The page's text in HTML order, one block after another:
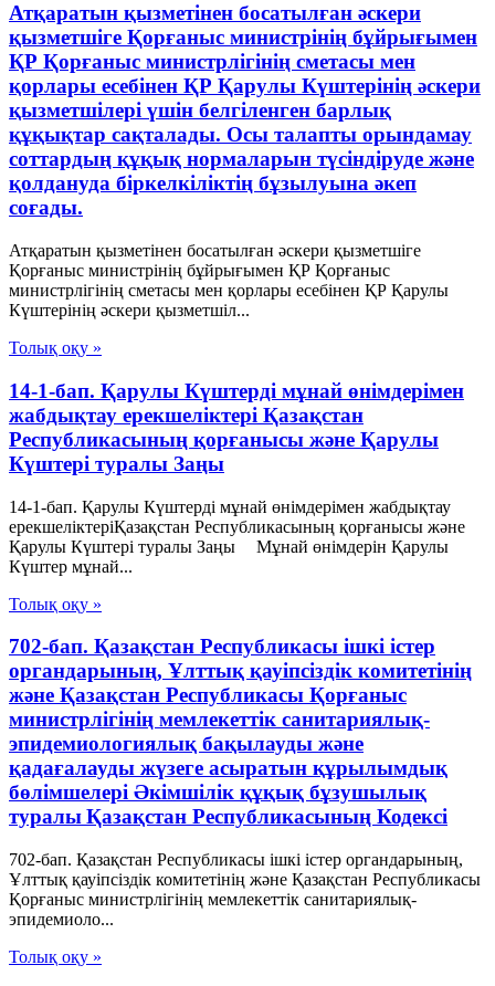
Атқаратын қызметінен босатылған әскери
қызметшіге Қорғаныс министрінің бұйрығымен
ҚР Қорғаныс министрлігінің сметасы мен
қорлары есебінен ҚР Қарулы Күштерінің әскери
қызметшілері үшін белгіленген барлық
құқықтар сақталады. Осы талапты орындамау
соттардың құқық нормаларын түсіндіруде және
қолдануда біркелкіліктің бұзылуына әкеп
соғады.
Атқаратын қызметінен босатылған әскери қызметшіге
Қорғаныс министрінің бұйрығымен ҚР Қорғаныс
министрлігінің сметасы мен қорлары есебінен ҚР Қарулы
Күштерінің әскери қызметшіл...
Толық оқу »
14-1-бап. Қарулы Күштерді мұнай өнімдерімен
жабдықтау ерекшеліктері Қазақстан
Республикасының қорғанысы және Қарулы
Күштері туралы Заңы
14-1-бап. Қарулы Күштерді мұнай өнімдерімен жабдықтау
ерекшеліктеріҚазақстан Республикасының қорғанысы және
Қарулы Күштері туралы Заңы Мұнай өнімдерін Қарулы
Күштер мұнай...
Толық оқу »
702-бап. Қазақстан Республикасы ішкі істер
органдарының, Ұлттық қауiпсiздiк комитетiнiң
және Қазақстан Республикасы Қорғаныс
министрлiгiнiң мемлекеттік санитариялық-
эпидемиологиялық бақылауды және
қадағалауды жүзеге асыратын құрылымдық
бөлімшелері Әкімшілік құқық бұзушылық
туралы Қазақстан Республикасының Кодексі
702-бап. Қазақстан Республикасы ішкі істер органдарының,
Ұлттық қауiпсiздiк комитетiнiң және Қазақстан Республикасы
Қорғаныс министрлiгiнiң мемлекеттік санитариялық-
эпидемиоло...
Толық оқу »